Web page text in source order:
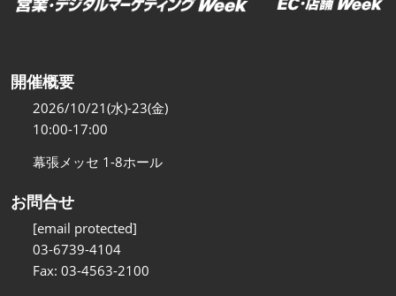
開催概要
2026/10/21(水)-23(金)
10:00-17:00
幕張メッセ 1-8ホール
お問合せ
[email protected]
03-6739-4104
Fax: 03-4563-2100